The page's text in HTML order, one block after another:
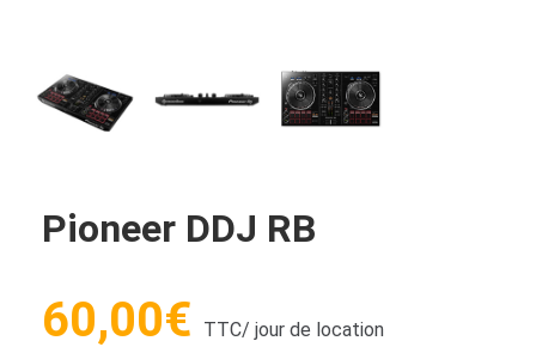
Pioneer DDJ RB
60,00€ TTC/ jour de location